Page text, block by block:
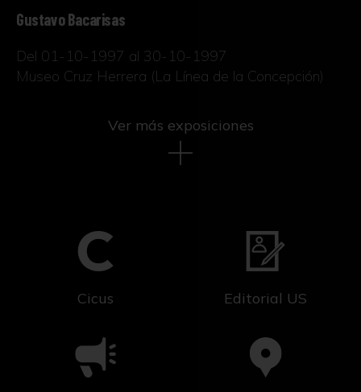
Gustavo Bacarisas
Del 01-10-1997 al 30-10-1997
Museo Cruz Herrera (La Línea de la Concepción)
Ver más exposiciones
Cicus Editorial US